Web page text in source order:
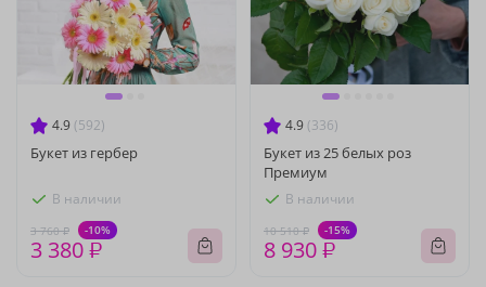
4.9 (592)
Букет из гербер
В наличии
3 760 ₽ -10%
3 380 ₽
4.9 (336)
Букет из 25 белых роз
Премиум
В наличии
10 510 ₽ -15%
8 930 ₽